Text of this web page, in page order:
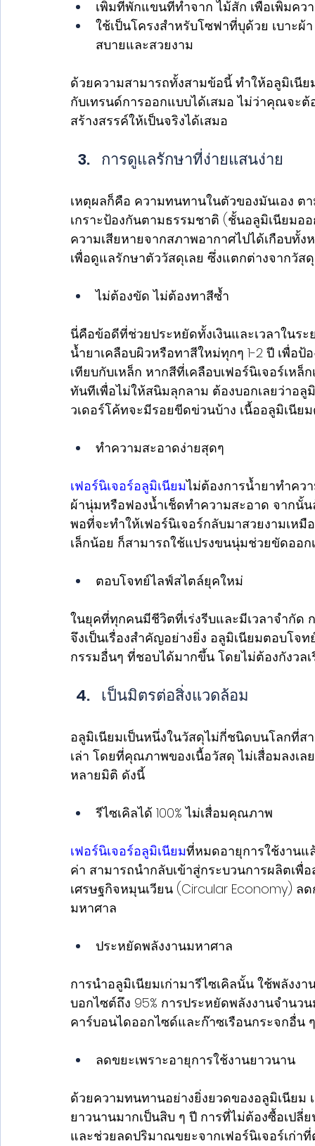
เพิ่มที่พักแขนที่ทำจาก ไม้สัก เพื่อเพิ่มคว
ใช้เป็นโครงสำหรับโซฟาที่บุด้วย เบาะผ้
สบายและสวยงาม
ด้วยความสามารถทั้งสามข้อนี้ ทำให้อลูมิเนีย
กับเทรนด์การออกแบบได้เสมอ ไม่ว่าคุณจะ
สร้างสรรค์ให้เป็นจริงได้เสมอ
การดูแลรักษาที่ง่ายแสนง่าย
เหตุผลก็คือ ความทนทานในตัวของมันเอง ต
เกราะป้องกันตามธรรมชาติ (ชั้นอลูมิเนียม
ความเสียหายจากสภาพอากาศไปได้เกือบทั้
เพื่อดูแลรักษาตัววัสดุเลย ซึ่งแตกต่างจากวัส
ไม่ต้องขัด ไม่ต้องทาสีซ้ำ
นี่คือข้อดีที่ช่วยประหยัดทั้งเงินและเวลาในร
น้ำยาเคลือบผิวหรือทาสีใหม่ทุกๆ 1-2 ปี เพื่อ
เทียบกับเหล็ก หากสีที่เคลือบเฟอร์นิเจอร์เห
ทันทีเพื่อไม่ให้สนิมลุกลาม ต้องบอกเลยว่าอลู
วเดอร์โค้ทจะมีรอยขีดข่วนบ้าง เนื้ออลูมิเนีย
ทำความสะอาดง่ายสุดๆ
เฟอร์นิเจอร์อลูมิเนียมไม่ต้องการน้ำยาทำคว
ผ้านุ่มหรือฟองน้ำเช็ดทำความสะอาด จากนั้
พอที่จะทำให้เฟอร์นิเจอร์กลับมาสวยงามเห
เล็กน้อย ก็สามารถใช้แปรงขนนุ่มช่วยขัดออ
ตอบโจทย์ไลฟ์สไตล์ยุคใหม่
ในยุคที่ทุกคนมีชีวิตที่เร่งรีบและมีเวลาจำกัด
จึงเป็นเรื่องสำคัญอย่างยิ่ง อลูมิเนียมตอบโ
กรรมอื่นๆ ที่ชอบได้มากขึ้น โดยไม่ต้องกังวลเ
เป็นมิตรต่อสิ่งแวดล้อม
อลูมิเนียมเป็นหนึ่งในวัสดุไม่กี่ชนิดบนโลกที่
เล่า โดยที่คุณภาพของเนื้อวัสดุ ไม่เสื่อมลง
หลายมิติ ดังนี้
รีไซเคิลได้ 100% ไม่เสื่อมคุณภาพ
เฟอร์นิเจอร์อลูมิเนียมที่หมดอายุการใช้งานแ
ค่า สามารถนำกลับเข้าสู่กระบวนการผลิตเ
เศรษฐกิจหมุนเวียน (Circular Economy)
มหาศาล
ประหยัดพลังงานมหาศาล
การนำอลูมิเนียมเก่ามารีไซเคิลนั้น ใช้พลัง
บอกไซต์ถึง 95% การประหยัดพลังงานจำน
คาร์บอนไดออกไซด์และก๊าซเรือนกระจกอื่น
ลดขยะเพราะอายุการใช้งานยาวนาน
ด้วยความทนทานอย่างยิ่งยวดของอลูมิเนียม
ยาวนานมากเป็นสิบ ๆ ปี การที่ไม่ต้องซื้อเปลี่
และช่วยลดปริมาณขยะจากเฟอร์นิเจอร์เก่า